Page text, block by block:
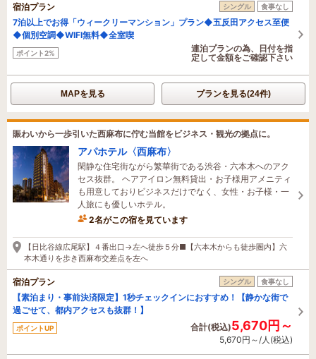
宿泊プラン シングル 食事なし
7泊以上でお得「ウィークリーマンション」プラン◆五反田アクセス至便
◆個別空調◆WIFI無料◆全室喫
ポイント2%
連泊プランの為、日付を指
定して金額をご確認下さい
MAPを見る プランを見る(24件)
賑わいから一歩引いた西麻布に佇む当館をビジネス・観光の拠点に。
アパホテル〈西麻布〉
閑静な住宅街ながら繁華街である渋谷・六本木へのアク
セス抜群。 ヘアアイロン無料貸出・お子様用アメニティ
も用意しておりビジネスだけでなく、女性・お子様・一
人旅にも優しいホテル。
2名がこの宿を見ています
たった今予約されました
【日比谷線広尾駅】４番出口→左へ徒歩５分■【六本木からも徒歩圏内】六
本木通りを歩き西麻布交差点を左へ
宿泊プラン シングル 食事なし
【素泊まり・事前決済限定】1秒チェックインにおすすめ！【静かな街で
過ごせて、都内アクセスも抜群！】
ポイントUP 合計(税込)5,670円～
5,670円～/人(税込)